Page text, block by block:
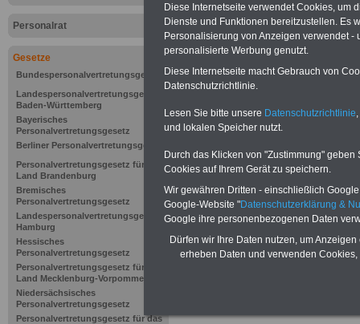
Personalrat
Gesetze
Bundespersonalvertretungsgesetz
Landespersonalvertretungsgesetz
Baden-Württemberg
Bayerisches
Personalvertretungsgesetz
Berliner Personalvertretungsgesetz
Personalvertretungsgesetz für das
Land Brandenburg
Bremisches
Personalvertretungsgesetz
Landespersonalvertretungsgesetz
Hamburg
Hessisches
Personalvertretungsgesetz
Personalvertretungsgesetz für das
Land Mecklenburg-Vorpommern
Niedersächsisches
Personalvertretungsgesetz
Personalvertretungsgesetz für das
Zur Übersicht
Diese Internetseite verwendet Cookies, um
Dienste und Funktionen bereitzustellen. Es
Personalisierung von Anzeigen verwendet
personalisierte Werbung genutzt.
Diese Internetseite macht Gebrauch von
Datenschutzrichtlinie.
Lesen Sie bitte unsere Datenschutzrichtlinie
und lokalen Speicher nutzt.
Durch das Klicken von "Zustimmung"
Cookies auf Ihrem Gerät zu speichern.
Wir gewähren Dritten - einschließlich
Google-Website "Datenschutzerklärung &
Google ihre personenbezogenen Daten
Dürfen wir Ihre Daten nutzen, um
erheben Daten und verwenden